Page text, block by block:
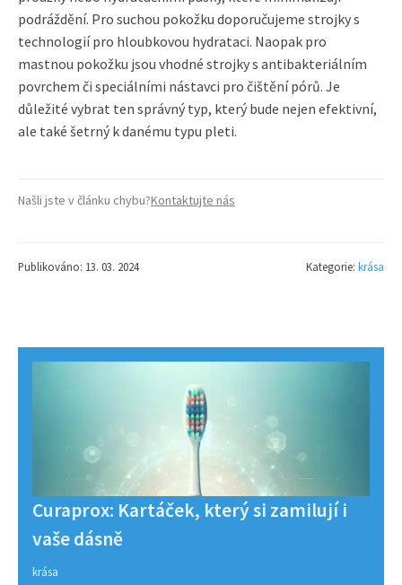
podráždění. Pro suchou pokožku doporučujeme strojky s
technologií pro hloubkovou hydrataci. Naopak pro
mastnou pokožku jsou vhodné strojky s antibakteriálním
povrchem či speciálními nástavci pro čištění pórů. Je
důležité vybrat ten správný typ, který bude nejen efektivní,
ale také šetrný k danému typu pleti.
Našli jste v článku chybu?Kontaktujte nás
Publikováno: 13. 03. 2024 Kategorie: krása
Curaprox: Kartáček, který si zamilují i
vaše dásně
krása